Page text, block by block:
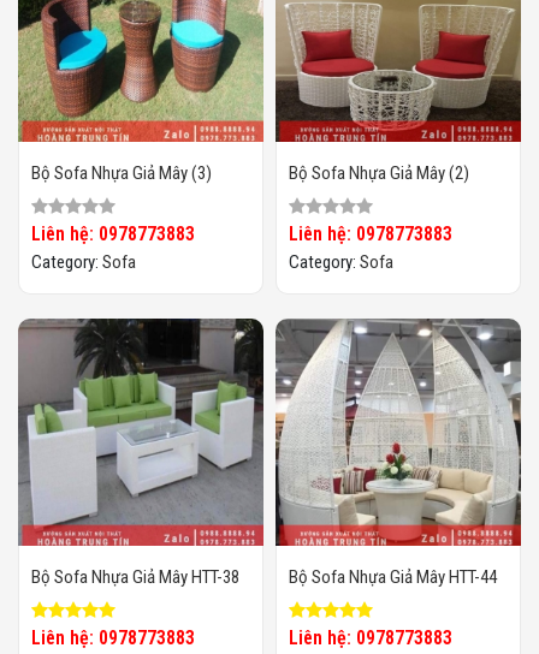
Bộ Sofa Nhựa Giả Mây (3)
Liên hệ: 0978773883
Category: Sofa
Bộ Sofa Nhựa Giả Mây (2)
Liên hệ: 0978773883
Category: Sofa
Bộ Sofa Nhựa Giả Mây HTT-38
Liên hệ: 0978773883
Bộ Sofa Nhựa Giả Mây HTT-44
Liên hệ: 0978773883